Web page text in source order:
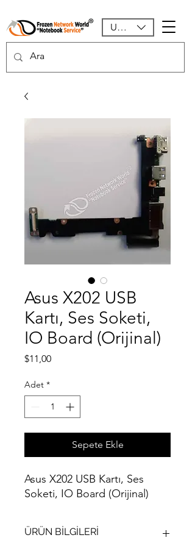
USD ($)
Asus X202 USB
Kartı, Ses Soketi,
IO Board (Orijinal)
$11,00Fiyat
Adet *
Sepete Ekle
Asus X202 USB Kartı, Ses
Soketi, IO Board (Orijinal)
ÜRÜN BİLGİLERİ